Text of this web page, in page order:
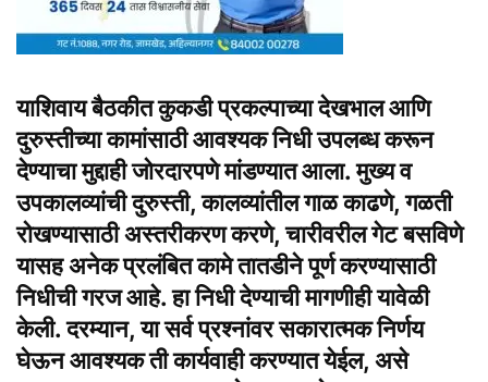
याशिवाय बैठकीत कुकडी प्रकल्पाच्या देखभाल आणि
दुरुस्तीच्या कामांसाठी आवश्यक निधी उपलब्ध करून
देण्याचा मुद्दाही जोरदारपणे मांडण्यात आला. मुख्य व
उपकालव्यांची दुरुस्ती, कालव्यांतील गाळ काढणे, गळती
रोखण्यासाठी अस्तरीकरण करणे, चारीवरील गेट बसविणे
यासह अनेक प्रलंबित कामे तातडीने पूर्ण करण्यासाठी
निधीची गरज आहे. हा निधी देण्याची मागणीही यावेळी
केली. दरम्यान, या सर्व प्रश्नांवर सकारात्मक निर्णय
घेऊन आवश्यक ती कार्यवाही करण्यात येईल, असे